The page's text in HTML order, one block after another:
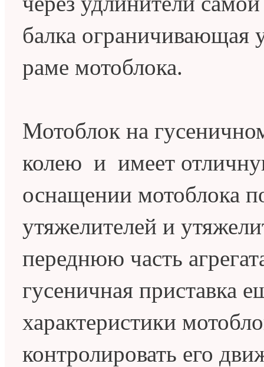
балка ограничивающая
раме мотоблока.
Мотоблок на
колею и имеет
оснащении мотоблока
утяжелителей и
переднюю часть
гусеничная приставка
характеристики
контролировать его